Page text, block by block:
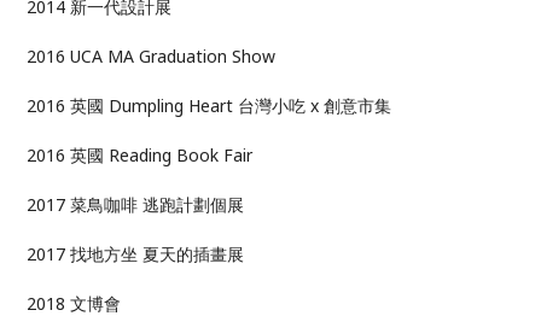
2014 新一代設計展
2016 UCA MA Graduation Show
2016 英國 Dumpling Heart 台灣小吃 x 創意市集
2016 英國 Reading Book Fair
2017 菜鳥咖啡 逃跑計劃個展
2017 找地方坐 夏天的插畫展
2018 文博會